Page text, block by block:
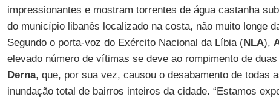
impressionantes e mostram torrentes de água castanha
do município libanês localizado na costa, não muito longe
Segundo o porta-voz do Exército Nacional da Líbia (NLA),
elevado número de vítimas se deve ao rompimento de
Derna, que, por sua vez, causou o desabamento de todas
inundação total de bairros inteiros da cidade. “Estamos